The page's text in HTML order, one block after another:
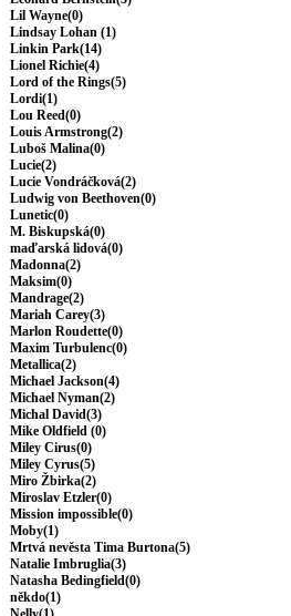
Lil Wayne(0)
Lindsay Lohan (1)
Linkin Park(14)
Lionel Richie(4)
Lord of the Rings(5)
Lordi(1)
Lou Reed(0)
Louis Armstrong(2)
Luboš Malina(0)
Lucie(2)
Lucie Vondráčková(2)
Ludwig von Beethoven(0)
Lunetic(0)
M. Biskupská(0)
maďarská lidová(0)
Madonna(2)
Maksim(0)
Mandrage(2)
Mariah Carey(3)
Marlon Roudette(0)
Maxim Turbulenc(0)
Metallica(2)
Michael Jackson(4)
Michael Nyman(2)
Michal David(3)
Mike Oldfield (0)
Miley Cirus(0)
Miley Cyrus(5)
Miro Žbirka(2)
Miroslav Etzler(0)
Mission impossible(0)
Moby(1)
Mrtvá nevěsta Tima Burtona(5)
Natalie Imbruglia(3)
Natasha Bedingfield(0)
někdo(1)